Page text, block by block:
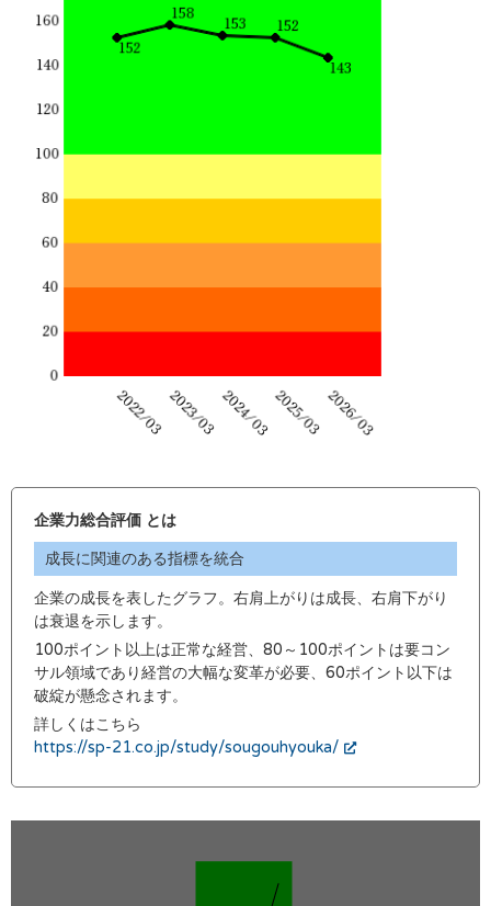
企業力総合評価 とは
成長に関連のある指標を統合
企業の成長を表したグラフ。右肩上がりは成長、右肩下がり
は衰退を示します。
100ポイント以上は正常な経営、80～100ポイントは要コン
サル領域であり経営の大幅な変革が必要、60ポイント以下は
破綻が懸念されます。
詳しくはこちら
https://sp-21.co.jp/study/sougouhyouka/